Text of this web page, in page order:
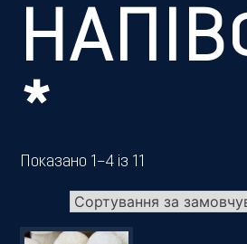
нас
Новини
Меню
Галерея
*
Показано 1–4 із 11